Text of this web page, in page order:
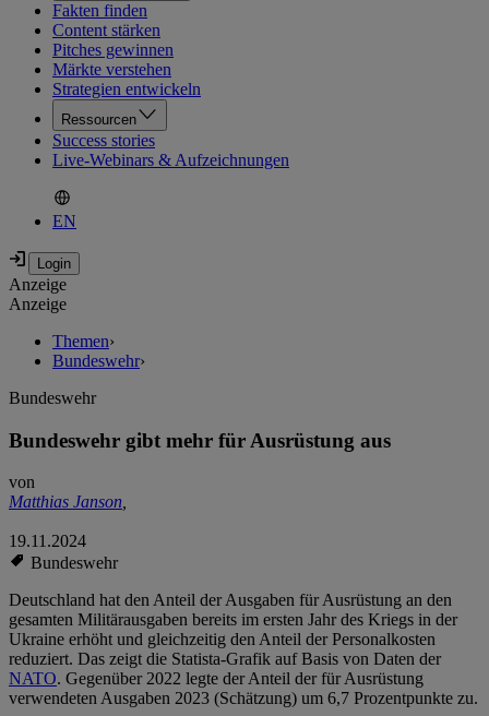
Fakten finden
Content stärken
Pitches gewinnen
Märkte verstehen
Strategien entwickeln
Ressourcen
Success stories
Live-Webinars & Aufzeichnungen
EN
Anzeige
Anzeige
Themen›
Bundeswehr›
Bundeswehr
Bundeswehr gibt mehr für Ausrüstung aus
von
Matthias Janson,
19.11.2024
Bundeswehr
Deutschland hat den Anteil der Ausgaben für Ausrüstung an den
gesamten Militärausgaben bereits im ersten Jahr des Kriegs in der
Ukraine erhöht und gleichzeitig den Anteil der Personalkosten
reduziert. Das zeigt die Statista-Grafik auf Basis von Daten der
NATO. Gegenüber 2022 legte der Anteil der für Ausrüstung
verwendeten Ausgaben 2023 (Schätzung) um 6,7 Prozentpunkte zu.